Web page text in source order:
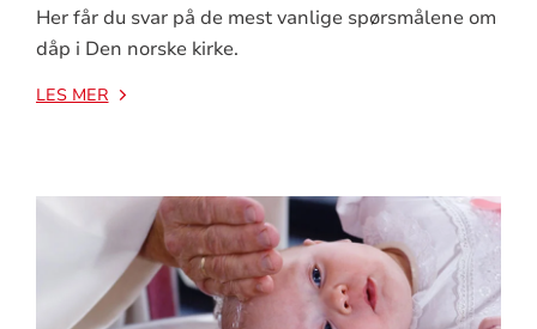
Her får du svar på de mest vanlige spørsmålene om
dåp i Den norske kirke.
LES MER